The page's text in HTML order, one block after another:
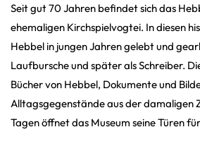
Seit gut 70 Jahren befindet sich das
ehemaligen Kirchspielvogtei. In diesen
Hebbel in jungen Jahren gelebt und
Laufbursche und später als Schreiber.
Bücher von Hebbel, Dokumente und
Alltagsgegenstände aus der damaligen
Tagen öffnet das Museum seine Türen